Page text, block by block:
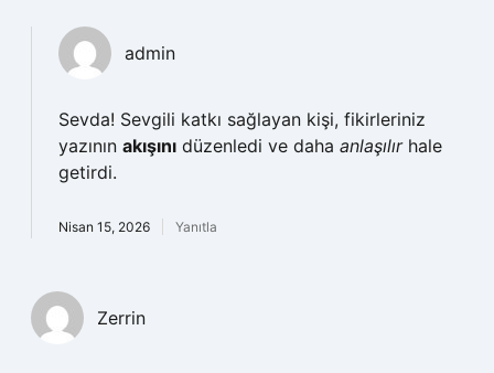
admin
Sevda! Sevgili katkı sağlayan kişi, fikirleriniz
yazının akışını düzenledi ve daha anlaşılırhale
getirdi.
Nisan 15, 2026 Yanıtla
Zerrin